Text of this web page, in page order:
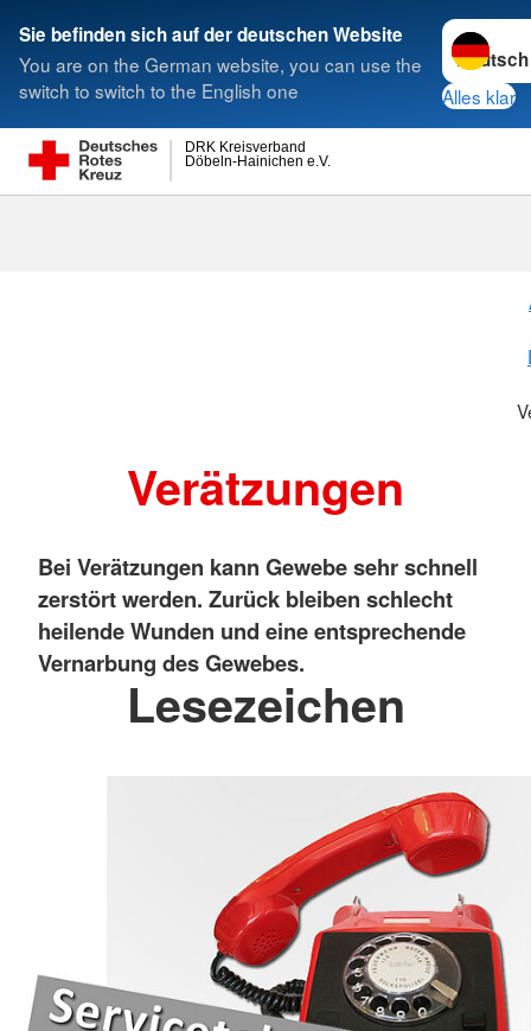
Sie befinden sich auf der deutschen Website
You are on the German website, you can use the
switch to switch to the English one
Sprache
Alles klar
Döbeln-Hainichen e.V.
DRK Kreisverband
Suche
Verätzungen
Bei Verätzungen kann Gewebe sehr schnell
zerstört werden. Zurück bleiben schlecht
heilende Wunden und eine entsprechende
Vernarbung des Gewebes.
Lesezeichen